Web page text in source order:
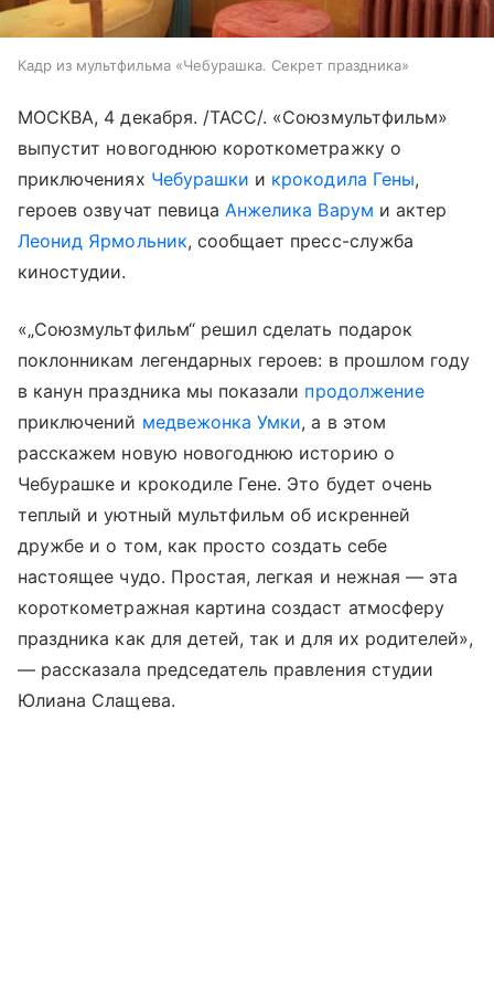
Кадр из мультфильма «Чебурашка. Секрет праздника»
МОСКВА, 4 декабря. /ТАСС/. «Союзмультфильм»
выпустит новогоднюю короткометражку о
приключениях Чебурашки и крокодила Гены,
героев озвучат певица Анжелика Варум и актер
Леонид Ярмольник, сообщает пресс-служба
киностудии.
«„Союзмультфильм“ решил сделать подарок
поклонникам легендарных героев: в прошлом году
в канун праздника мы показали продолжение
приключений медвежонка Умки, а в этом
расскажем новую новогоднюю историю о
Чебурашке и крокодиле Гене. Это будет очень
теплый и уютный мультфильм об искренней
дружбе и о том, как просто создать себе
настоящее чудо. Простая, легкая и нежная — эта
короткометражная картина создаст атмосферу
праздника как для детей, так и для их родителей»,
— рассказала председатель правления студии
Юлиана Слащева.